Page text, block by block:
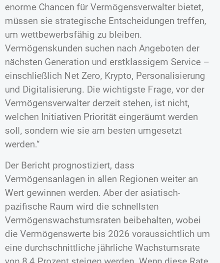
enorme Chancen für Vermögensverwalter bietet,
müssen sie strategische Entscheidungen treffen,
um wettbewerbsfähig zu bleiben.
Vermögenskunden suchen nach Angeboten der
nächsten Generation und erstklassigem Service –
einschließlich Net Zero, Krypto, Personalisierung
und Digitalisierung. Die wichtigste Frage, vor der
Vermögensverwalter derzeit stehen, ist nicht,
welchen Initiativen Priorität eingeräumt werden
soll, sondern wie sie am besten umgesetzt
werden.“
Der Bericht prognostiziert, dass
Vermögensanlagen in allen Regionen weiter an
Wert gewinnen werden. Aber der asiatisch-
pazifische Raum wird die schnellsten
Vermögenswachstumsraten beibehalten, wobei
die Vermögenswerte bis 2026 voraussichtlich um
eine durchschnittliche jährliche Wachstumsrate